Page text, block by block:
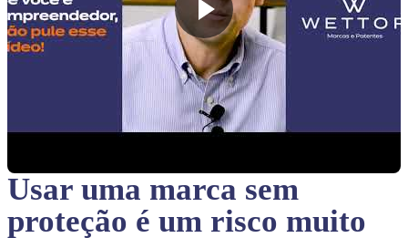
Usar uma marca sem
proteção é um risco muito